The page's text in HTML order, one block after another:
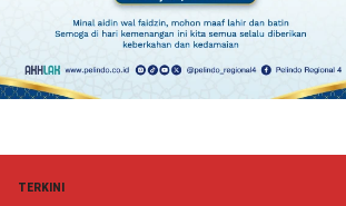
TERKINI